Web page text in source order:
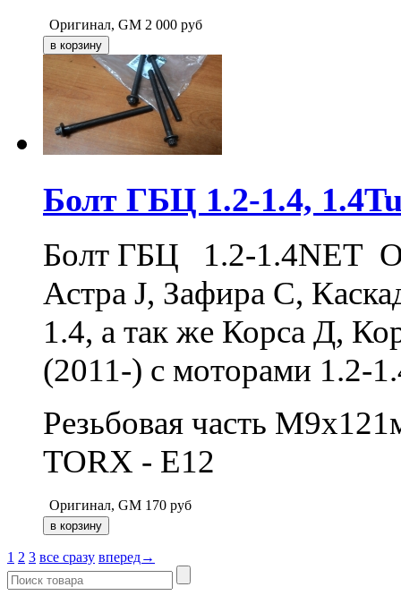
Оригинал, GM 2 000 руб
Болт ГБЦ 1.2-1.4,
Болт ГБЦ 1.2-1.4NET
Астра J, Зафира С,
1.4, а так же Корса Д,
(2011-) с моторами 1.2-
Резьбовая часть
TORX - E12
Оригинал, GM 170 руб
1 2 3 все сразу вперед→